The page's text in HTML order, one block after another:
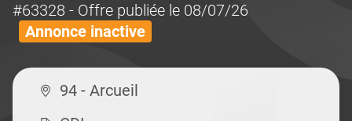
#63328 - Offre publiée le 08/07/26
Annonce inactive
94 - Arcueil